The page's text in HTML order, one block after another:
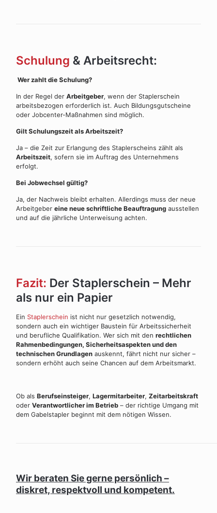
Schulung & Arbeitsrecht:
Wer zahlt die Schulung?
In der Regel der Arbeitgeber, wenn der Staplerschein
arbeitsbezogen erforderlich ist. Auch Bildungsgutscheine
oder Jobcenter-Maßnahmen sind möglich.
Gilt Schulungszeit als Arbeitszeit?
Ja – die Zeit zur Erlangung des Staplerscheins zählt als
Arbeitszeit, sofern sie im Auftrag des Unternehmens
erfolgt.
Bei Jobwechsel gültig?
Ja, der Nachweis bleibt erhalten. Allerdings muss der neue
Arbeitgeber eine neue schriftliche Beauftragung ausstellen
und auf die jährliche Unterweisung achten.
Fazit: Der Staplerschein – Mehr
als nur ein Papier
Ein Staplerschein ist nicht nur gesetzlich notwendig,
sondern auch ein wichtiger Baustein für Arbeitssicherheit
und berufliche Qualifikation. Wer sich mit den rechtlichen
Rahmenbedingungen, Sicherheitsaspekten und den
technischen Grundlagen auskennt, fährt nicht nur sicher –
sondern erhöht auch seine Chancen auf dem Arbeitsmarkt.
Ob als Berufseinsteiger, Lagermitarbeiter, Zeitarbeitskraft
oder Verantwortlicher im Betrieb – der richtige Umgang mit
dem Gabelstapler beginnt mit dem nötigen Wissen.
Wir beraten Sie gerne persönlich –
diskret, respektvoll und kompetent.